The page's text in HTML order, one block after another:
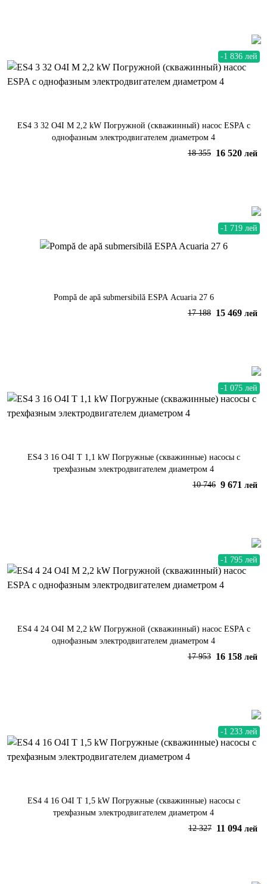
-1 836 лей
ES4 3 32 O4I M 2,2 kW Погружной (скважинный) насос ESPA с
однофазным электродвигателем диаметром 4
18 355 16 520 лей
-1 719 лей
Pompă de apă submersibilă ESPA Acuaria 27 6
17 188 15 469 лей
-1 075 лей
ES4 3 16 O4I T 1,1 kW Погружные (скважинные) насосы с
трехфазным электродвигателем диаметром 4
10 746 9 671 лей
-1 795 лей
ES4 4 24 O4I M 2,2 kW Погружной (скважинный) насос ESPA с
однофазным электродвигателем диаметром 4
17 953 16 158 лей
-1 233 лей
ES4 4 16 O4I T 1,5 kW Погружные (скважинные) насосы с
трехфазным электродвигателем диаметром 4
12 327 11 094 лей